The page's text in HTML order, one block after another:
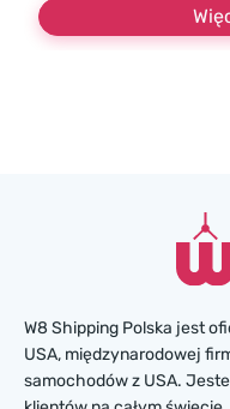
W8 Shipping Polska jest
USA, międzynarodowej
samochodów z USA.